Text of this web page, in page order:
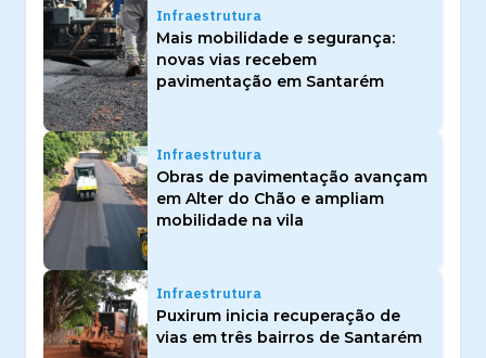
Infraestrutura
Mais mobilidade e segurança:
novas vias recebem
pavimentação em Santarém
Infraestrutura
Obras de pavimentação avançam
em Alter do Chão e ampliam
mobilidade na vila
Infraestrutura
Puxirum inicia recuperação de
vias em três bairros de Santarém